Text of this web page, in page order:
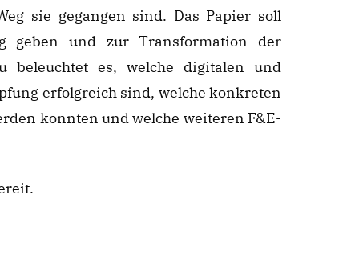
sie gegangen sind. Das Papier soll
geben und zur Transformation der
beleuchtet es, welche digitalen und
erfolgreich sind, welche konkreten
konnten und welche weiteren F&E-